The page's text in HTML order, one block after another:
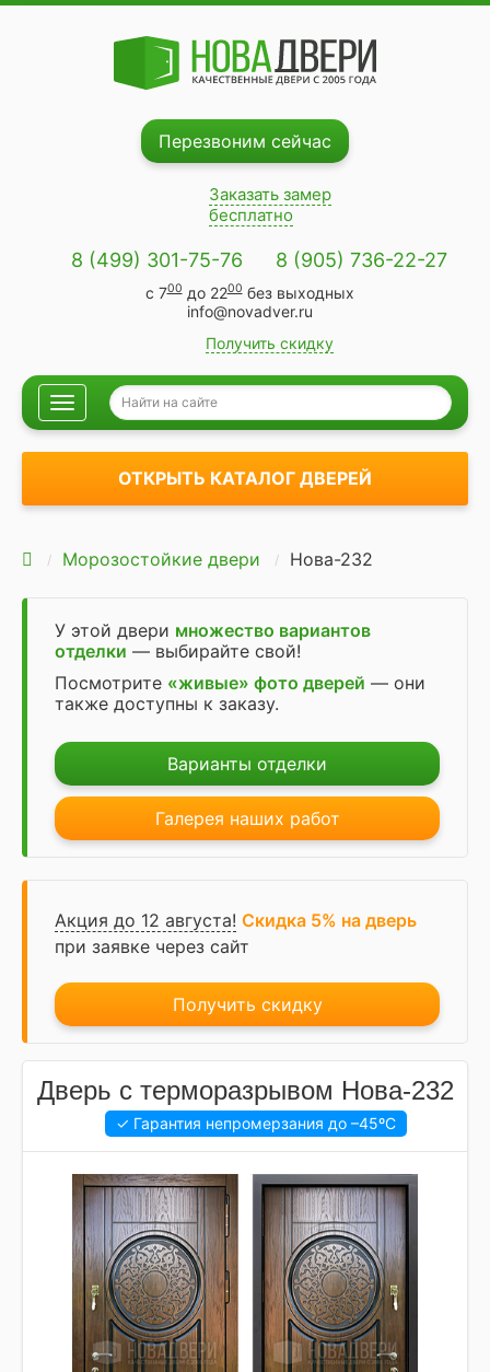
Перезвоним сейчас
Заказать замер
бесплатно
8 (499) 301-75-76 8 (905) 736-22-27
с 700до 2200без выходных
info@novadver.ru
Получить скидку
Навигация
ОТКРЫТЬ КАТАЛОГ ДВЕРЕЙ
Морозостойкие двери Нова-232
У этой двери множество вариантов
отделки — выбирайте свой!
Посмотрите «живые» фото дверей — они
также доступны к заказу.
Варианты отделки
Галерея наших работ
Акция до 12 августа! Скидка 5% на дверь
при заявке через сайт
Получить скидку
Дверь с терморазрывом Нова-232
✓ Гарантия непромерзания до –45ºC